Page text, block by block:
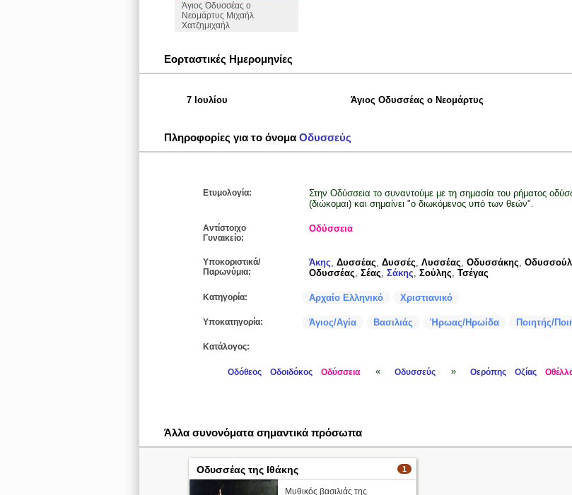
Άγιος Οδυσσέας ο
Νεομάρτυς Μιχαήλ
Χατζημιχαήλ
Εορταστικές Ημερομηνίες
7 Ιουλίου Άγιος Οδυσσέας ο Νεομάρτυς
Πληροφορίες για το όνομα Οδυσσεύς
Ετυμολογία:
Στην Οδύσσεια το συναντούμε με τη σημασία του ρήματος
(διώκομαι) και σημαίνει "ο διωκόμενος υπό των θεών".
Αντίστοιχο
Γυναικείο:
Οδύσσεια
Υποκοριστικά/
Παρωνύμια:
Άκης, Δυσσέας, Δυσσές, Λυσσέας, Οδυσσάκης,
Οδυσσέας, Σέας, Σάκης, Σούλης, Τσέγας
Κατηγορία: Αρχαίο Ελληνικό Χριστιανικό
Υποκατηγορία: Άγιος/Αγία Βασιλιάς Ήρωας/Ηρωίδα Ποιητής/
Κατάλογος:
Οδόθεος Οδοιδόκος Οδύσσεια « Οδυσσεύς » Οερόπης Οζίας
Άλλα συνονόματα σημαντικά πρόσωπα
1
Οδυσσέας της Ιθάκης
Μυθικός βασιλιάς της